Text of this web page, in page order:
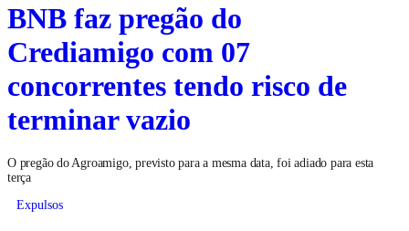
BNB faz pregão do
Crediamigo com 07
concorrentes tendo risco de
terminar vazio
O pregão do Agroamigo, previsto para a mesma data, foi adiado para esta
terça
Expulsos